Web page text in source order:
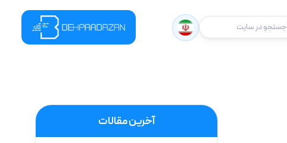
جستجو در سایت
آخرین مقالات